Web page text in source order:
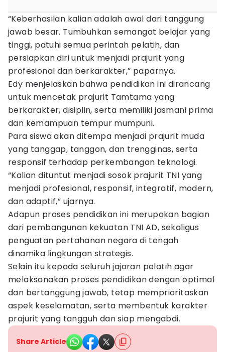
“Keberhasilan kalian adalah awal dari tanggung
jawab besar. Tumbuhkan semangat belajar yang
tinggi, patuhi semua perintah pelatih, dan
persiapkan diri untuk menjadi prajurit yang
profesional dan berkarakter,” paparnya.
Edy menjelaskan bahwa pendidikan ini dirancang
untuk mencetak prajurit Tamtama yang
berkarakter, disiplin, serta memiliki jasmani prima
dan kemampuan tempur mumpuni.
Para siswa akan ditempa menjadi prajurit muda
yang tanggap, tanggon, dan trengginas, serta
responsif terhadap perkembangan teknologi.
“Kalian dituntut menjadi sosok prajurit TNI yang
menjadi profesional, responsif, integratif, modern,
dan adaptif,” ujarnya.
Adapun proses pendidikan ini merupakan bagian
dari pembangunan kekuatan TNI AD, sekaligus
penguatan pertahanan negara di tengah
dinamika lingkungan strategis.
Selain itu kepada seluruh jajaran pelatih agar
melaksanakan proses pendidikan dengan optimal
dan bertanggung jawab, tetap memprioritaskan
aspek keselamatan, serta membentuk karakter
prajurit yang tangguh dan siap mengabdi.
Share Article